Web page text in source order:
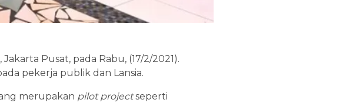
Pusat, pada Rabu, (17/2/2021).
pekerja publik dan Lansia.
merupakan pilot projectseperti